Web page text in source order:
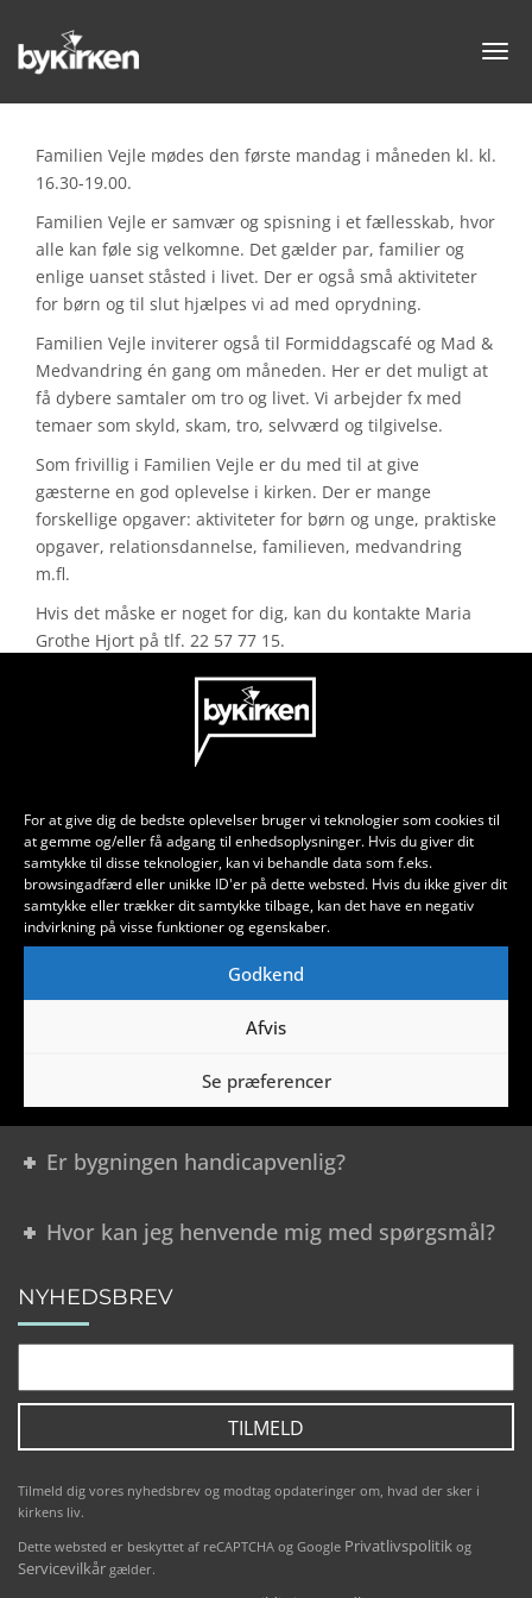
For at give dig de bedste oplevelser bruger vi teknologier som cookies til
at gemme og/eller få adgang til enhedsoplysninger. Hvis du giver dit
samtykke til disse teknologier, kan vi behandle data som f.eks.
browsingadfærd eller unikke ID'er på dette websted. Hvis du ikke giver dit
samtykke eller trækker dit samtykke tilbage, kan det have en negativ
indvirkning på visse funktioner og egenskaber.
Godkend
Afvis
Se præferencer
Familien Vejle mødes den første mandag i måneden kl. kl.
16.30-19.00.
Familien Vejle er samvær og spisning i et fællesskab, hvor
alle kan føle sig velkomne. Det gælder par, familier og
enlige uanset ståsted i livet. Der er også små aktiviteter
for børn og til slut hjælpes vi ad med oprydning.
Familien Vejle inviterer også til Formiddagscafé og Mad &
Medvandring én gang om måneden. Her er det muligt at
få dybere samtaler om tro og livet. Vi arbejder fx med
temaer som skyld, skam, tro, selvværd og tilgivelse.
Som frivillig i Familien Vejle er du med til at give
gæsterne en god oplevelse i kirken. Der er mange
forskellige opgaver: aktiviteter for børn og unge, praktiske
opgaver, relationsdannelse, familieven, medvandring
m.fl.
Hvis det måske er noget for dig, kan du kontakte Maria
Grothe Hjort på tlf. 22 57 77 15.
HER FINDER DU OS
Grejsdalsvej 16
7100 Vejle
kontor@bykirken-vejle.dk
Tlf. 30 28 66 72
SPØRGSMÅL OG SVAR
Hvor kan jeg parkere?
Er bygningen handicapvenlig?
Hvor kan jeg henvende mig med spørgsmål?
NYHEDSBREV
Tilmeld dig vores nyhedsbrev og modtag opdateringer om, hvad der sker i
kirkens liv.
Dette websted er beskyttet af reCAPTCHA og Google Privatlivspolitik og
Servicevilkår gælder.